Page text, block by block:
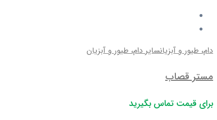
دام، طیور و آبزیانسایر دام، طیور و آبزیان
مستر قصاب
برای قیمت تماس بگیرید